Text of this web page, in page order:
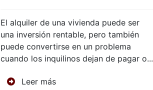
El alquiler de una vivienda puede ser
una inversión rentable, pero también
puede convertirse en un problema
cuando los inquilinos dejan de pagar o...
Leer más